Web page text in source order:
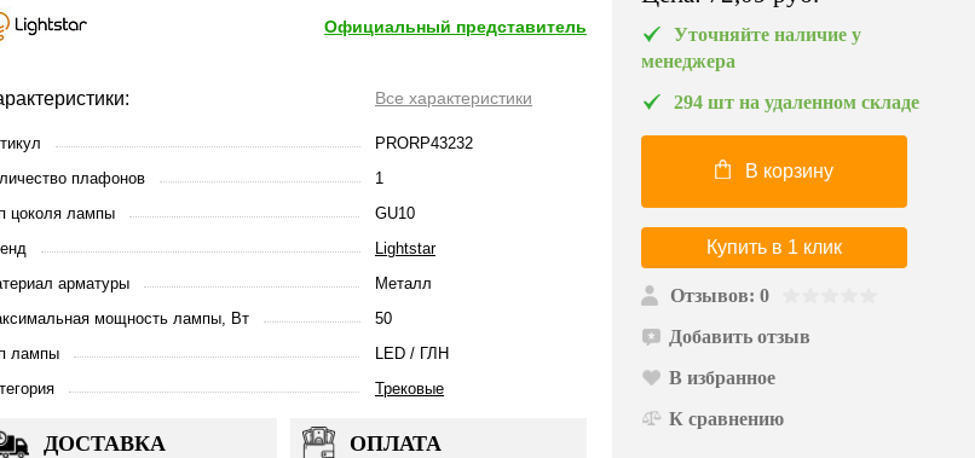
Официальный представитель
Все характеристики
PRORP43232
плафонов
1
цоколя лампы
GU10
Lightstar
арматуры
Металл
мощность лампы, Вт
50
лампы
LED / ГЛН
Трековые
ДОСТАВКА ОПЛАТА
Уточняйте наличие у
менеджера
294 шт на удаленном складе
В корзину
Купить в 1 клик
Отзывов: 0
Добавить отзыв
В избранное
К сравнению